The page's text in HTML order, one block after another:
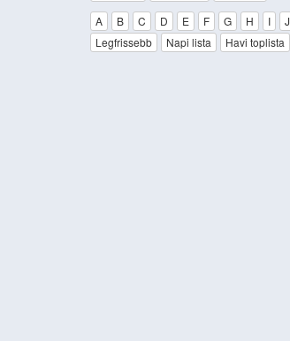
A
B C D E F G H I J
Legfrissebb
Napi lista Havi toplista